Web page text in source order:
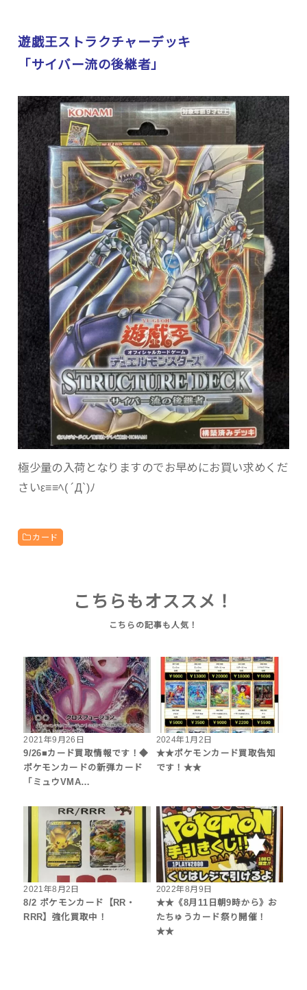
遊戯王ストラクチャーデッキ
「サイバー流の後継者」
極少量の入荷となりますのでお早めにお買い求めくだ
さいε≡≡ﾍ( ´Д`)ﾉ
カード
こちらもオススメ！
2021年9月26日
9/26■カード買取情報です！◆
ポケモンカードの新弾カード
「ミュウVMA…
2024年1月2日
★★ポケモンカード買取告知
です！★★
2021年8月2日
8/2 ポケモンカード【RR・
RRR】強化買取中！
2022年8月9日
★★《8月11日朝9時から》お
たちゅうカード祭り開催！
★★